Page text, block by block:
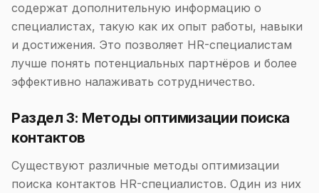
содержат дополнительную информацию о
специалистах, такую как их опыт работы, навыки
и достижения. Это позволяет HR-специалистам
лучше понять потенциальных партнёров и более
эффективно налаживать сотрудничество.
Раздел 3: Методы оптимизации поиска
контактов
Существуют различные методы оптимизации
поиска контактов HR-специалистов. Один из них